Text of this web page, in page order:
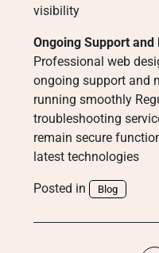
visibility
Ongoing Support
Professional web
ongoing support and
running smoothly
troubleshooting
remain secure
latest technologies
Posted in Blog